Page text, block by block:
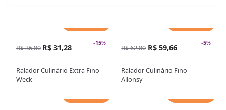
-15%
R$ 36,80 R$ 31,28
Ralador Culinário Extra Fino -
Weck
-5%
R$ 62,80 R$ 59,66
Ralador Culinário Fino -
Allonsy